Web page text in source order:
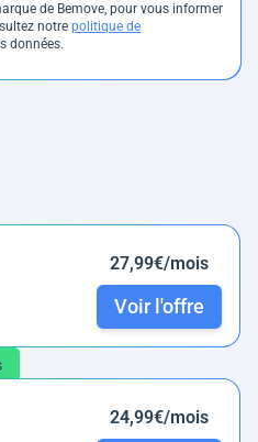
de Bemove, pour vous informer
notre politique de
données.
27,99€/mois
Voir l'offre
24,99€/mois